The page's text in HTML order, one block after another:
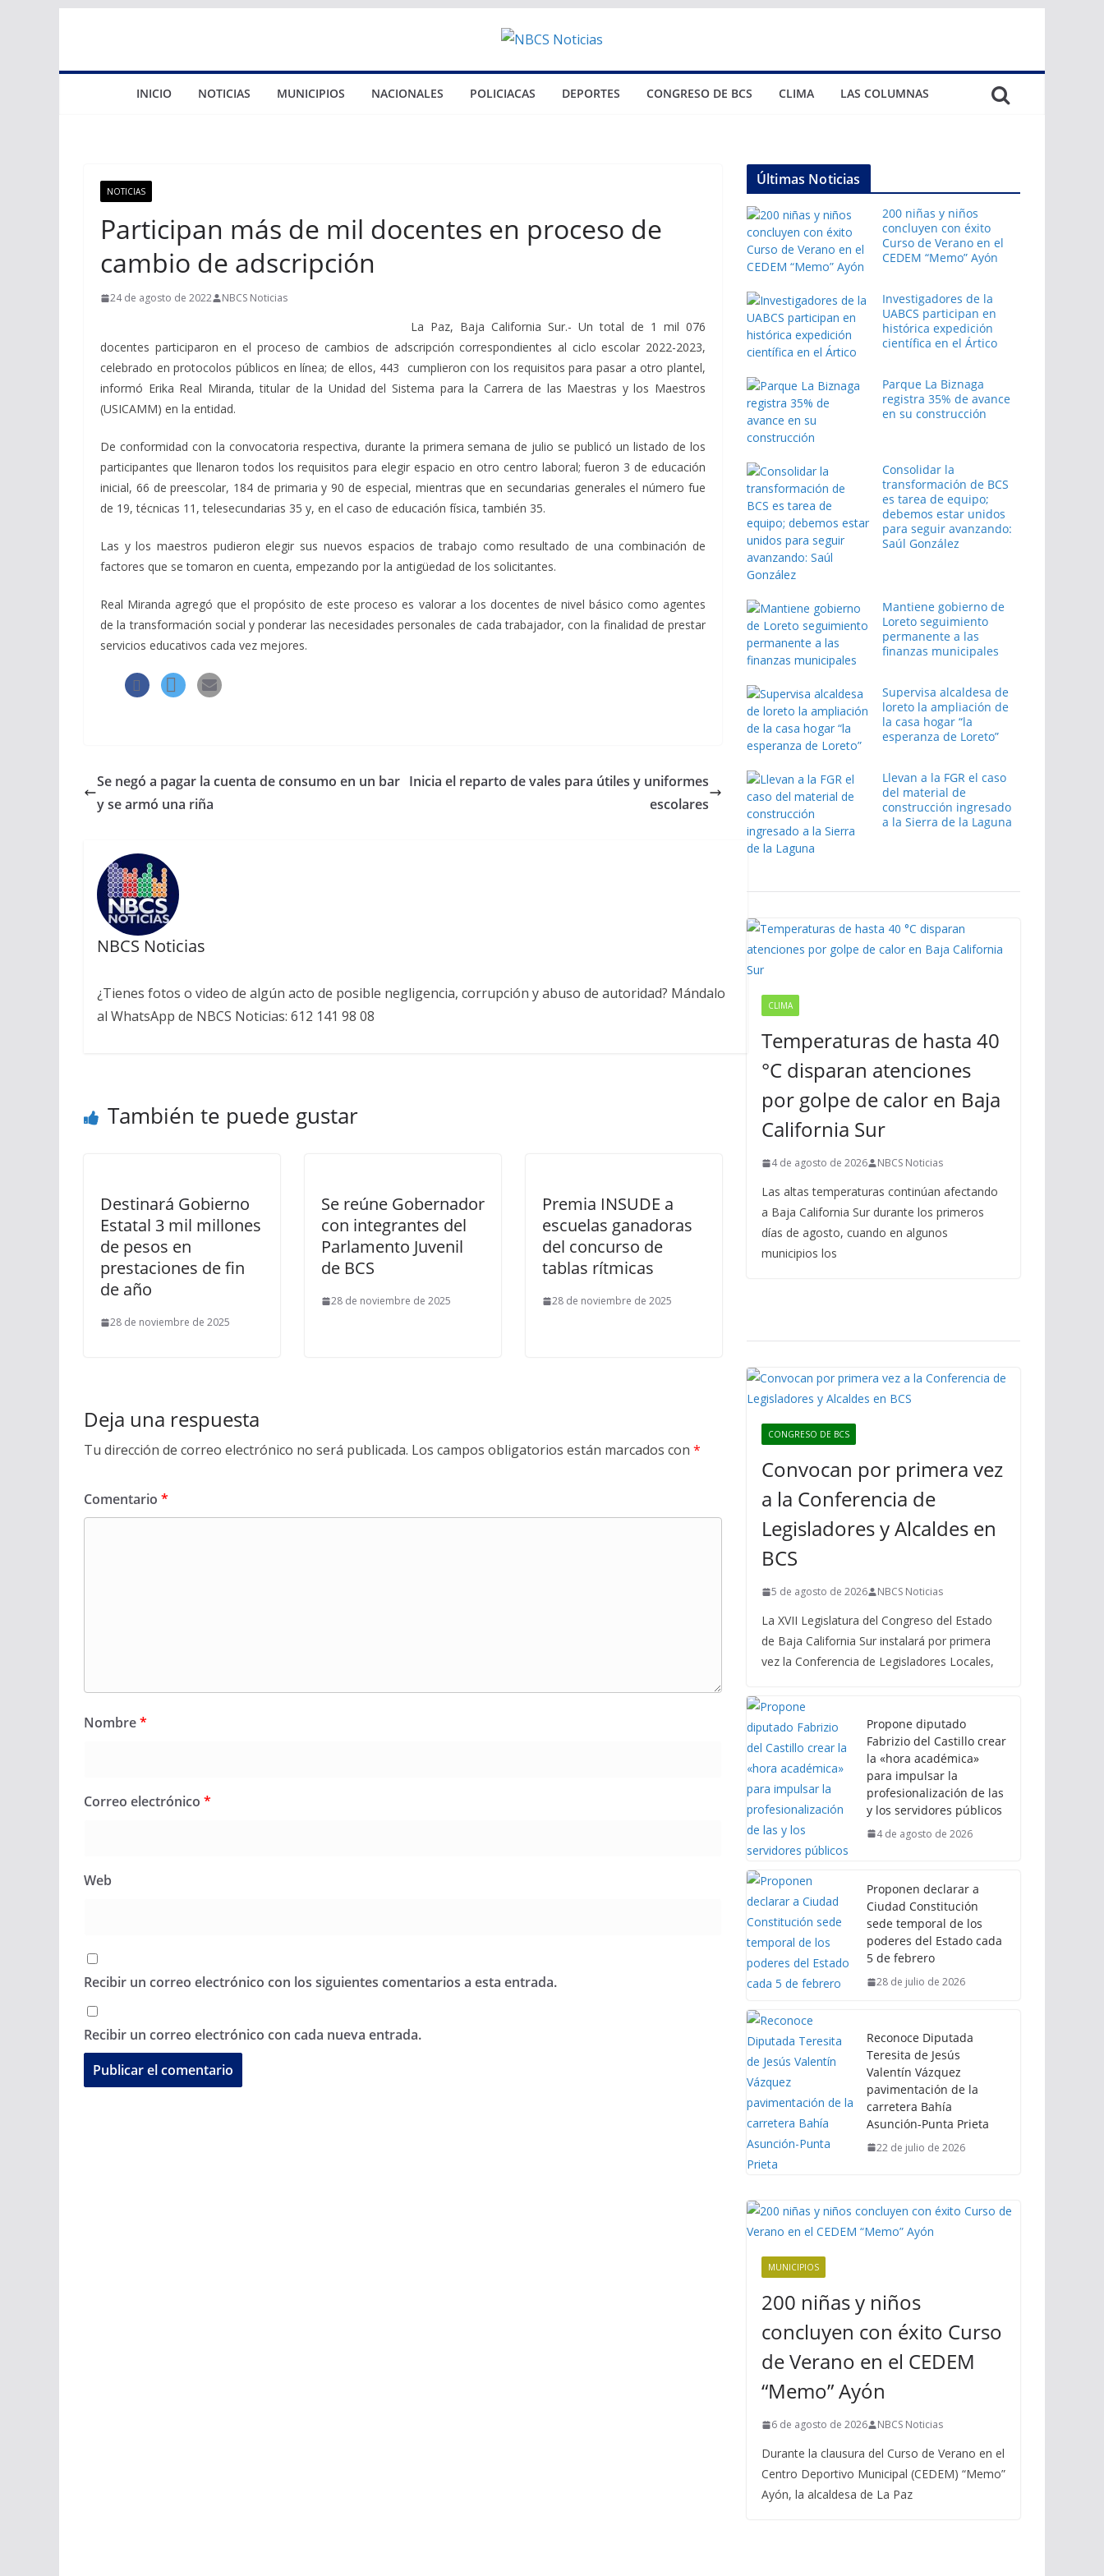
INICIO NOTICIAS MUNICIPIOS NACIONALES POLICIACAS DEPORTES CONGRESO DE BCS CLIMA LAS COLUMNAS
NOTICIAS
Participan más de mil docentes en proceso de
cambio de adscripción
24 de agosto de 2022 NBCS Noticias
La Paz, Baja California Sur.- Un total de 1 mil 076
docentes participaron en el proceso de cambios de adscripción correspondientes al ciclo escolar 2022-2023,
celebrado en protocolos públicos en línea; de ellos, 443 cumplieron con los requisitos para pasar a otro plantel,
informó Erika Real Miranda, titular de la Unidad del Sistema para la Carrera de las Maestras y los Maestros
(USICAMM) en la entidad.
De conformidad con la convocatoria respectiva, durante la primera semana de julio se publicó un listado de los
participantes que llenaron todos los requisitos para elegir espacio en otro centro laboral; fueron 3 de educación
inicial, 66 de preescolar, 184 de primaria y 90 de especial, mientras que en secundarias generales el número fue
de 19, técnicas 11, telesecundarias 35 y, en el caso de educación física, también 35.
Las y los maestros pudieron elegir sus nuevos espacios de trabajo como resultado de una combinación de
factores que se tomaron en cuenta, empezando por la antigüedad de los solicitantes.
Real Miranda agregó que el propósito de este proceso es valorar a los docentes de nivel básico como agentes
de la transformación social y ponderar las necesidades personales de cada trabajador, con la finalidad de prestar
servicios educativos cada vez mejores.
Se negó a pagar la cuenta de consumo en un bar
y se armó una riña
Inicia el reparto de vales para útiles y uniformes
escolares
NBCS Noticias
¿Tienes fotos o video de algún acto de posible negligencia, corrupción y abuso de autoridad? Mándalo
al WhatsApp de NBCS Noticias: 612 141 98 08
También te puede gustar
Destinará Gobierno
Estatal 3 mil millones
de pesos en
prestaciones de fin
de año
28 de noviembre de 2025
Se reúne Gobernador
con integrantes del
Parlamento Juvenil
de BCS
28 de noviembre de 2025
Premia INSUDE a
escuelas ganadoras
del concurso de
tablas rítmicas
28 de noviembre de 2025
Deja una respuesta
Tu dirección de correo electrónico no será publicada. Los campos obligatorios están marcados con *
Comentario *
Nombre*
Correo electrónico *
Web
Recibir un correo electrónico con los siguientes comentarios a esta entrada.
Recibir un correo electrónico con cada nueva entrada.
Últimas Noticias
200 niñas y niños
concluyen con éxito
Curso de Verano en el
CEDEM “Memo” Ayón
Investigadores de la
UABCS participan en
histórica expedición
científica en el Ártico
Parque La Biznaga
registra 35% de avance
en su construcción
Consolidar la
transformación de BCS
es tarea de equipo;
debemos estar unidos
para seguir avanzando:
Saúl González
Mantiene gobierno de
Loreto seguimiento
permanente a las
finanzas municipales
Supervisa alcaldesa de
loreto la ampliación de
la casa hogar “la
esperanza de Loreto”
Llevan a la FGR el caso
del material de
construcción ingresado
a la Sierra de la Laguna
CLIMA
Temperaturas de hasta 40
°C disparan atenciones
por golpe de calor en Baja
California Sur
4 de agosto de 2026 NBCS Noticias
Las altas temperaturas continúan afectando
a Baja California Sur durante los primeros
días de agosto, cuando en algunos
municipios los
CONGRESO DE BCS
Convocan por primera vez
a la Conferencia de
Legisladores y Alcaldes en
BCS
5 de agosto de 2026 NBCS Noticias
La XVII Legislatura del Congreso del Estado
de Baja California Sur instalará por primera
vez la Conferencia de Legisladores Locales,
Propone diputado
Fabrizio del Castillo crear
la «hora académica»
para impulsar la
profesionalización de las
y los servidores públicos
4 de agosto de 2026
Proponen declarar a
Ciudad Constitución
sede temporal de los
poderes del Estado cada
5 de febrero
28 de julio de 2026
Reconoce Diputada
Teresita de Jesús
Valentín Vázquez
pavimentación de la
carretera Bahía
Asunción-Punta Prieta
22 de julio de 2026
MUNICIPIOS
200 niñas y niños
concluyen con éxito Curso
de Verano en el CEDEM
“Memo” Ayón
6 de agosto de 2026 NBCS Noticias
Durante la clausura del Curso de Verano en el
Centro Deportivo Municipal (CEDEM) “Memo”
Ayón, la alcaldesa de La Paz